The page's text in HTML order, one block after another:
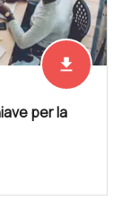
Scarica
file_download
per la